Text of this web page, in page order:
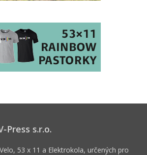
Press s.r.o.
53 x 11 a Elektrokola, určených pro